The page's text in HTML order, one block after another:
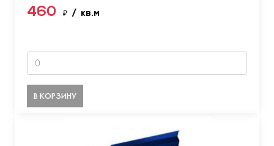
460 ₽ / кв.м
В КОРЗИНУ